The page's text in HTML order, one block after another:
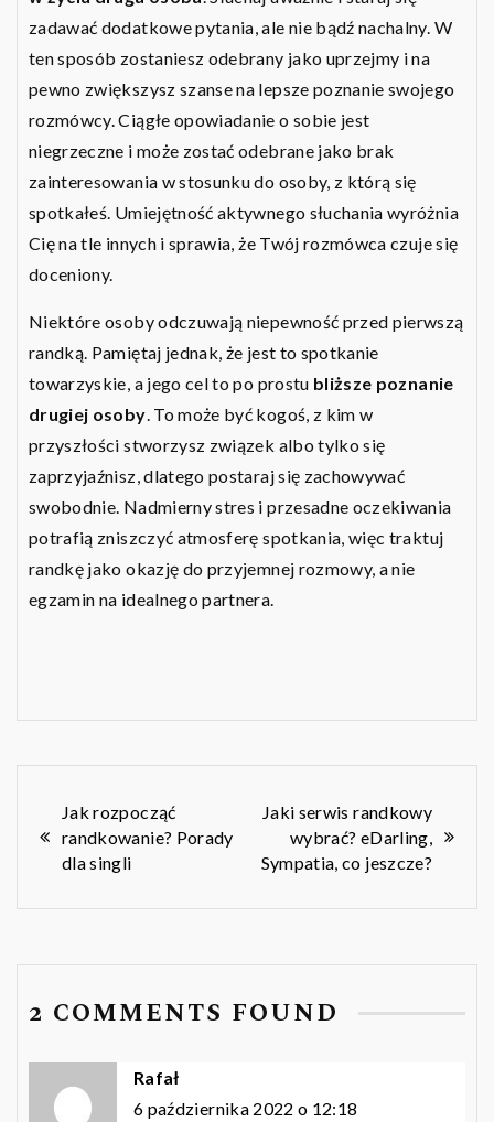
zadawać dodatkowe pytania, ale nie bądź nachalny. W
ten sposób zostaniesz odebrany jako uprzejmy i na
pewno zwiększysz szanse na lepsze poznanie swojego
rozmówcy. Ciągłe opowiadanie o sobie jest
niegrzeczne i może zostać odebrane jako brak
zainteresowania w stosunku do osoby, z którą się
spotkałeś. Umiejętność aktywnego słuchania wyróżnia
Cię na tle innych i sprawia, że Twój rozmówca czuje się
doceniony.
Niektóre osoby odczuwają niepewność przed pierwszą
randką. Pamiętaj jednak, że jest to spotkanie
towarzyskie, a jego cel to po prostu bliższe poznanie
drugiej osoby . To może być kogoś, z kim w
przyszłości stworzysz związek albo tylko się
zaprzyjaźnisz, dlatego postaraj się zachowywać
swobodnie. Nadmierny stres i przesadne oczekiwania
potrafią zniszczyć atmosferę spotkania, więc traktuj
randkę jako okazję do przyjemnej rozmowy, a nie
egzamin na idealnego partnera.
Nawigacja
wpisu
Jak rozpocząć
randkowanie? Porady
dla singli
Jaki serwis randkowy
wybrać? eDarling,
Sympatia, co jeszcze?
2 COMMENTS FOUND
Rafał
6 października 2022 o 12:18